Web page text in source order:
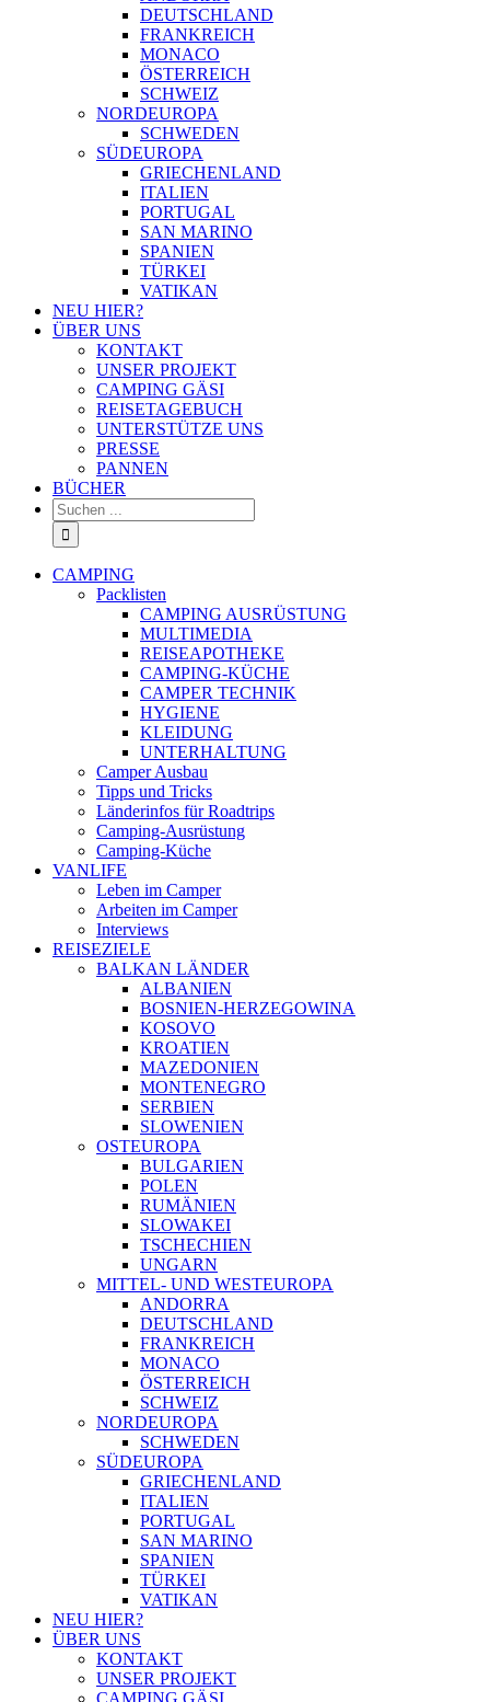
DEUTSCHLAND
FRANKREICH
MONACO
ÖSTERREICH
SCHWEIZ
NORDEUROPA
SCHWEDEN
SÜDEUROPA
GRIECHENLAND
ITALIEN
PORTUGAL
SAN MARINO
SPANIEN
TÜRKEI
VATIKAN
NEU HIER?
ÜBER UNS
KONTAKT
UNSER PROJEKT
CAMPING GÄSI
REISETAGEBUCH
UNTERSTÜTZE UNS
PRESSE
PANNEN
BÜCHER
Suche
nach:
CAMPING
Packlisten
CAMPING AUSRÜSTUNG
MULTIMEDIA
REISEAPOTHEKE
CAMPING-KÜCHE
CAMPER TECHNIK
HYGIENE
KLEIDUNG
UNTERHALTUNG
Camper Ausbau
Tipps und Tricks
Länderinfos für Roadtrips
Camping-Ausrüstung
Camping-Küche
VANLIFE
Leben im Camper
Arbeiten im Camper
Interviews
REISEZIELE
BALKAN LÄNDER
ALBANIEN
BOSNIEN-HERZEGOWINA
KOSOVO
KROATIEN
MAZEDONIEN
MONTENEGRO
SERBIEN
SLOWENIEN
OSTEUROPA
BULGARIEN
POLEN
RUMÄNIEN
SLOWAKEI
TSCHECHIEN
UNGARN
MITTEL- UND WESTEUROPA
ANDORRA
DEUTSCHLAND
FRANKREICH
MONACO
ÖSTERREICH
SCHWEIZ
NORDEUROPA
SCHWEDEN
SÜDEUROPA
GRIECHENLAND
ITALIEN
PORTUGAL
SAN MARINO
SPANIEN
TÜRKEI
VATIKAN
NEU HIER?
ÜBER UNS
KONTAKT
UNSER PROJEKT
CAMPING GÄSI